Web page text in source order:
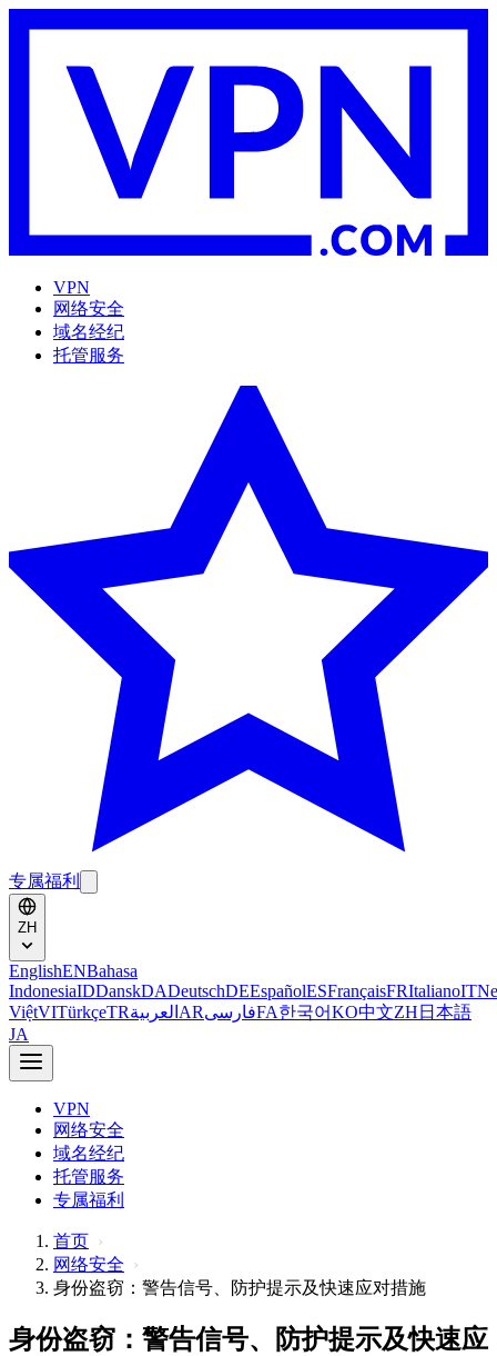
VPN
网络安全
域名经纪
托管服务
专属福利
ZH
EnglishENBahasa
IndonesiaIDDanskDADeutschDEEspañolESFrançaisFRItalianoIT
ViệtVITürkçeTRالعربية ARفارسیFA한국어KO中文ZH 日本語
JA
VPN
网络安全
域名经纪
托管服务
专属福利
首页
网络安全
身份盗窃：警告信号、防护提示及快速应对措施
身份盗窃：警告信号、防护提示及快速应